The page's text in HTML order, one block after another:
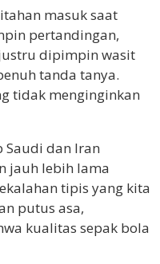
masuk saat
pertandingan,
dipimpin wasit
tanda tanya.
tidak menginginkan
Saudi dan Iran
jauh lebih lama
tipis yang kita
putus asa,
kualitas sepak bola